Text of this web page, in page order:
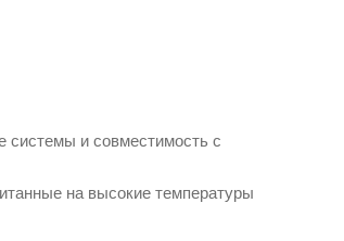
системы и совместимость с
на высокие температуры